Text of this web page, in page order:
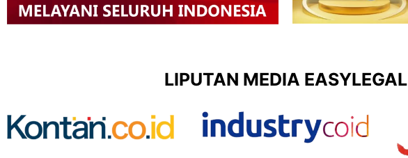
LIPUTAN MEDIA EASYLEGAL